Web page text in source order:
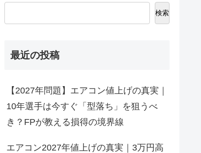
検索
最近の投稿
【2027年問題】エアコン値上げの真実｜
10年選手は今すぐ「型落ち」を狙うべ
き？FPが教える損得の境界線
エアコン2027年値上げの真実｜3万円高